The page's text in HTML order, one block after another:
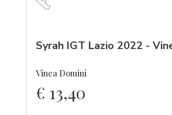
Syrah IGT Lazio 2022 -
Vinea Domini
€ 13,40